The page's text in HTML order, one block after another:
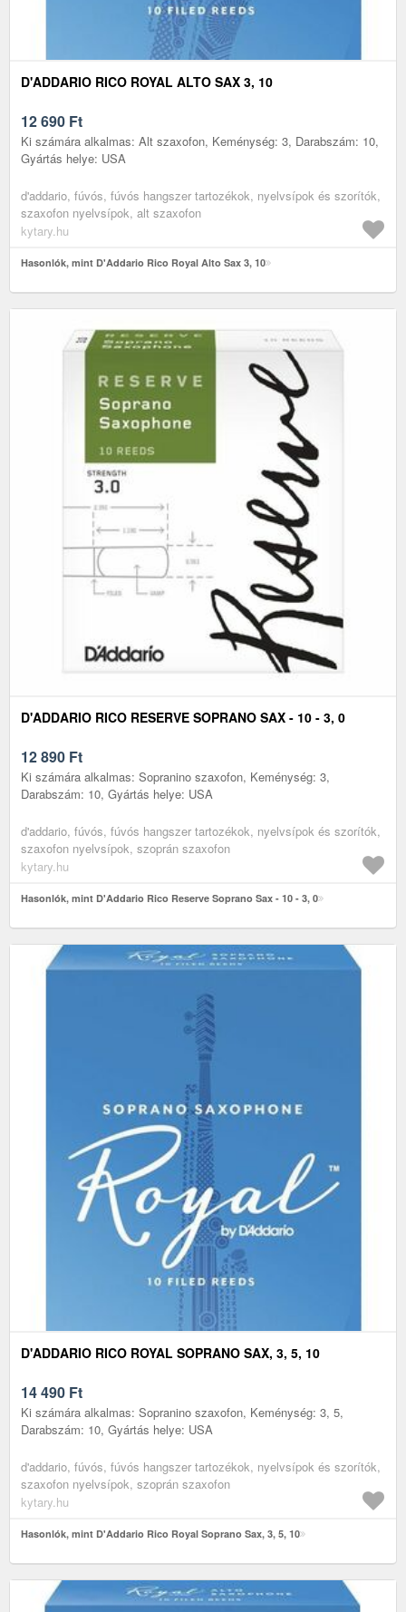
D'ADDARIO RICO ROYAL ALTO SAX 3, 10
12 690 Ft
Ki számára alkalmas: Alt szaxofon, Keménység: 3, Darabszám: 10,
Gyártás helye: USA
d'addario, fúvós, fúvós hangszer tartozékok, nyelvsípok és szorítók,
szaxofon nyelvsípok, alt szaxofon
kytary.hu
Hasonlók, mint D'Addario Rico Royal Alto Sax 3, 10
D'ADDARIO RICO RESERVE SOPRANO SAX - 10 - 3, 0
12 890 Ft
Ki számára alkalmas: Sopranino szaxofon, Keménység: 3,
Darabszám: 10, Gyártás helye: USA
d'addario, fúvós, fúvós hangszer tartozékok, nyelvsípok és szorítók,
szaxofon nyelvsípok, szoprán szaxofon
kytary.hu
Hasonlók, mint D'Addario Rico Reserve Soprano Sax - 10 - 3, 0
D'ADDARIO RICO ROYAL SOPRANO SAX, 3, 5, 10
14 490 Ft
Ki számára alkalmas: Sopranino szaxofon, Keménység: 3, 5,
Darabszám: 10, Gyártás helye: USA
d'addario, fúvós, fúvós hangszer tartozékok, nyelvsípok és szorítók,
szaxofon nyelvsípok, szoprán szaxofon
kytary.hu
Hasonlók, mint D'Addario Rico Royal Soprano Sax, 3, 5, 10